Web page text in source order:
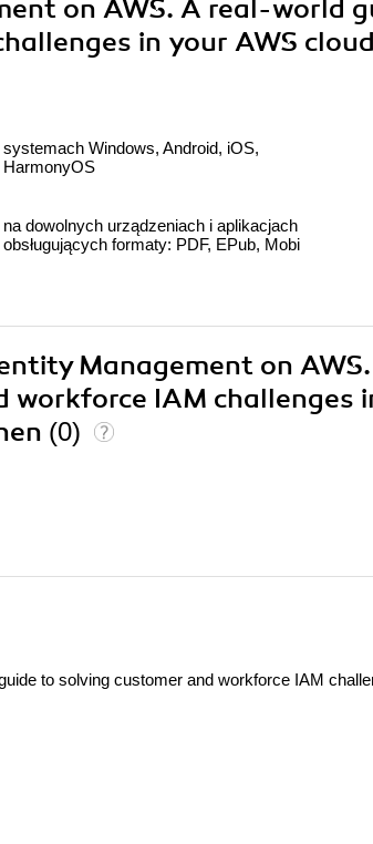
on AWS. A real-world
in your AWS cloud
systemach Windows, Android, iOS,
HarmonyOS
na dowolnych urządzeniach i aplikacjach
obsługujących formaty: PDF, EPub, Mobi
Management on
IAM challenges
(0)
to solving customer and workforce IAM